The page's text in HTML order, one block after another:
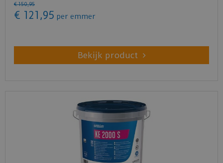
€ 150,95
€ 121 ,95 per emmer
Bekijk product